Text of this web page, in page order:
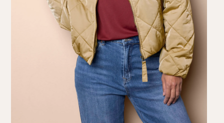
Knitwear
Limited
Natuurlijke
Norah's deals